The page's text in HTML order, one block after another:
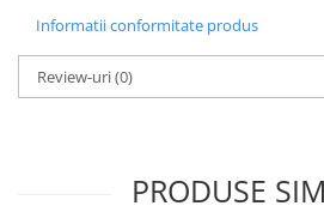
Informatii conformitate produs
Review-uri(0)
PRODUSE